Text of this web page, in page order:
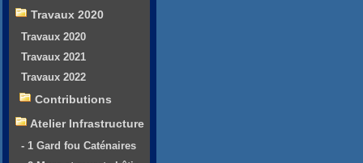
Travaux 2020
Travaux 2020
Travaux 2021
Travaux 2022
Contributions
Atelier Infrastructure
- 1 Gard fou Caténaires